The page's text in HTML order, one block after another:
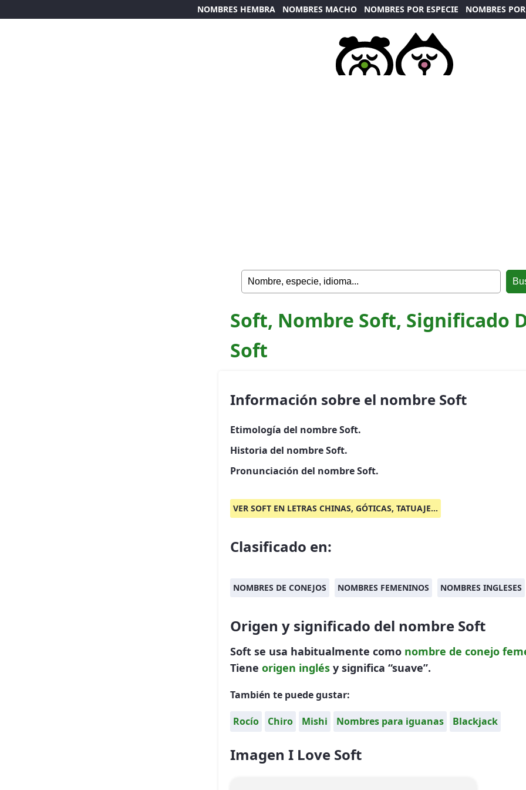
NOMBRES HEMBRA NOMBRES MACHO NOMBRES POR ESPECIE NOMBRES
Soft, Nombre Soft, Significado
Soft
Información sobre el nombre Soft
Etimología del nombre Soft.
Historia del nombre Soft.
Pronunciación del nombre Soft.
VER SOFT EN LETRAS CHINAS, GÓTICAS, TATUAJE...
Clasificado en:
NOMBRES DE CONEJOS NOMBRES FEMENINOS NOMBRES INGLESES
Origen y significado del nombre Soft
Soft se usa habitualmente como nombre de conejo
Tiene origen inglés y significa “suave”.
También te puede gustar:
Rocío Chiro Mishi Nombres para iguanas Blackjack
Imagen I Love Soft